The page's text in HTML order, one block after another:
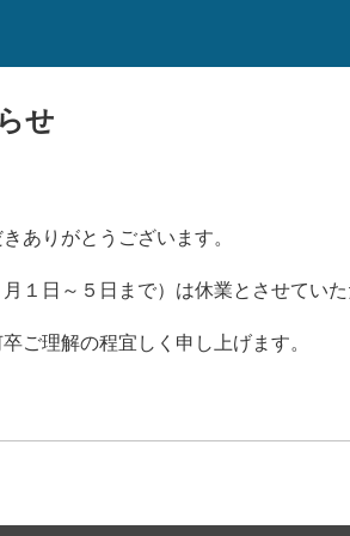
せ
ありがとうございます。
１日～５日まで）は休業とさせていた
ご理解の程宜しく申し上げます。